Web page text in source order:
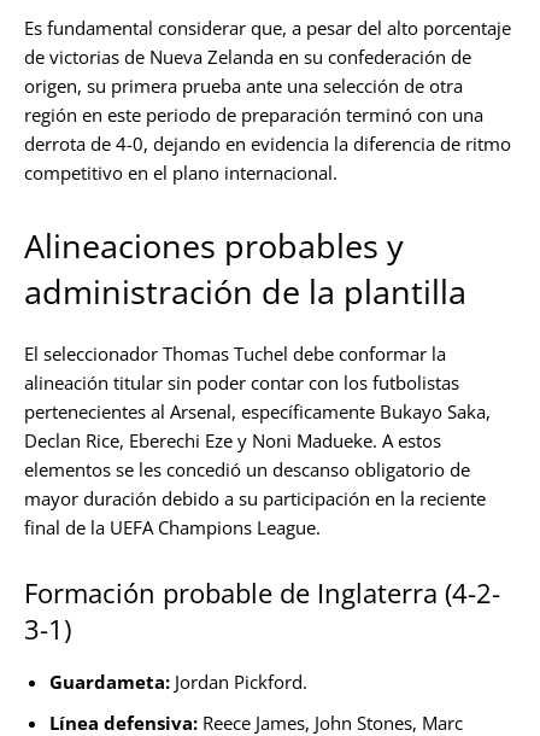
Es fundamental considerar que, a pesar del alto porcentaje
de victorias de Nueva Zelanda en su confederación de
origen, su primera prueba ante una selección de otra
región en este periodo de preparación terminó con una
derrota de 4-0, dejando en evidencia la diferencia de ritmo
competitivo en el plano internacional.
Alineaciones probables y
administración de la plantilla
El seleccionador Thomas Tuchel debe conformar la
alineación titular sin poder contar con los futbolistas
pertenecientes al Arsenal, específicamente Bukayo Saka,
Declan Rice, Eberechi Eze y Noni Madueke. A estos
elementos se les concedió un descanso obligatorio de
mayor duración debido a su participación en la reciente
final de la UEFA Champions League.
Formación probable de Inglaterra (4-2-
3-1)
Guardameta: Jordan Pickford.
Línea defensiva: Reece James, John Stones, Marc